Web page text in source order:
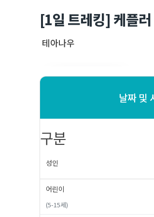
[1일 트레킹] 케플
테아나우
날짜 및
구분
성인
어린이
(5-15세)